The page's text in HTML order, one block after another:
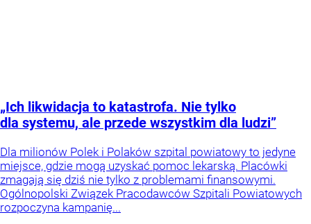
„Ich likwidacja to katastrofa. Nie tylko
dla systemu, ale przede wszystkim dla ludzi”
Dla milionów Polek i Polaków szpital powiatowy to jedyne
miejsce, gdzie mogą uzyskać pomoc lekarską. Placówki
zmagają się dziś nie tylko z problemami finansowymi.
Ogólnopolski Związek Pracodawców Szpitali Powiatowych
rozpoczyna kampanię...